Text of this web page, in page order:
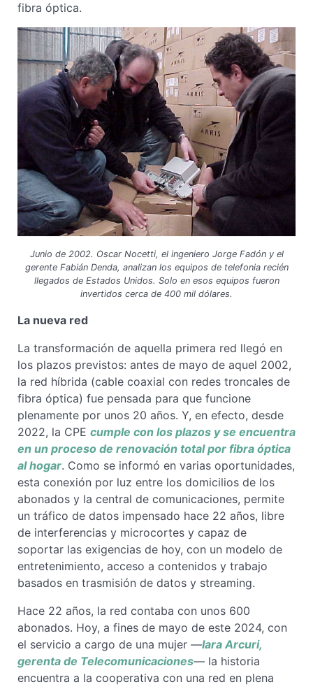
fibra óptica.
Junio de 2002. Oscar Nocetti, el ingeniero Jorge Fadón y el
gerente Fabián Denda, analizan los equipos de telefonia recién
llegados de Estados Unidos. Solo en esos equipos fueron
invertidos cerca de 400 mil dólares.
La nueva red
La transformación de aquella primera red llegó en
los plazos previstos: antes de mayo de aquel 2002,
la red híbrida (cable coaxial con redes troncales de
fibra óptica) fue pensada para que funcione
plenamente por unos 20 años. Y, en efecto, desde
2022, la CPE cumple con los plazos y se encuentra
en un proceso de renovación total por fibra óptica
al hogar. Como se informó en varias oportunidades,
esta conexión por luz entre los domicilios de los
abonados y la central de comunicaciones, permite
un tráfico de datos impensado hace 22 años, libre
de interferencias y microcortes y capaz de
soportar las exigencias de hoy, con un modelo de
entretenimiento, acceso a contenidos y trabajo
basados en trasmisión de datos y streaming.
Hace 22 años, la red contaba con unos 600
abonados. Hoy, a fines de mayo de este 2024, con
el servicio a cargo de una mujer —Iara Arcuri,
gerenta de Telecomunicaciones— la historia
encuentra a la cooperativa con una red en plena